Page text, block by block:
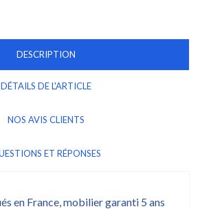
DESCRIPTION
DÉTAILS DE L'ARTICLE
NOS AVIS CLIENTS
ET RÉPONSES
en France, mobilier garanti 5 ans